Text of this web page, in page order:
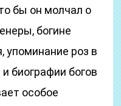
бы он молчал о
богине
упоминание роз в
биографии богов
особое